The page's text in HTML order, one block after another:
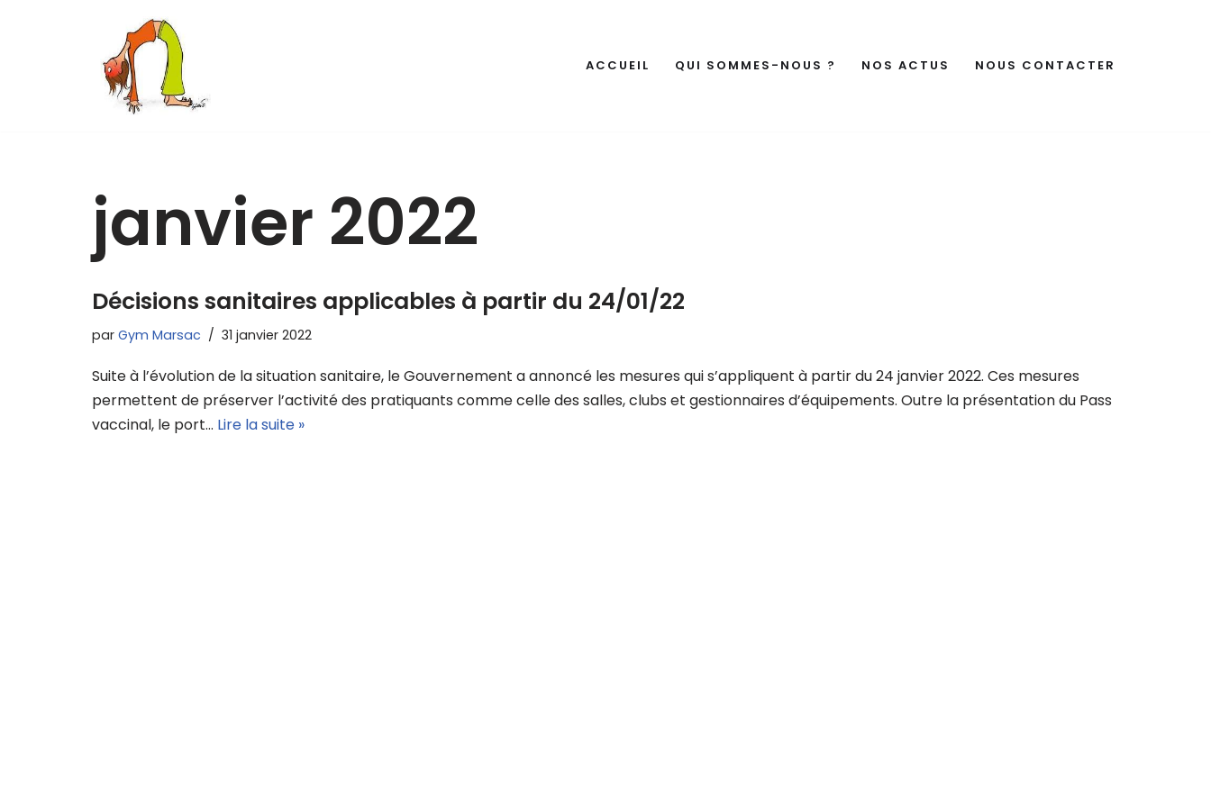
ACCUEIL QUI SOMMES-NOUS ? NOS ACTUS NOUS CONTACTER
janvier 2022
Décisions sanitaires applicables à partir du 24/01/22
par Gym Marsac 31 janvier 2022
Suite à l’évolution de la situation sanitaire, le Gouvernement a annoncé les mesures qui s’appliquent à partir du 24 janvier 2022. Ces mesures
permettent de préserver l’activité des pratiquants comme celle des salles, clubs et gestionnaires d’équipements. Outre la présentation du Pass
vaccinal, le port… Lire la suite »